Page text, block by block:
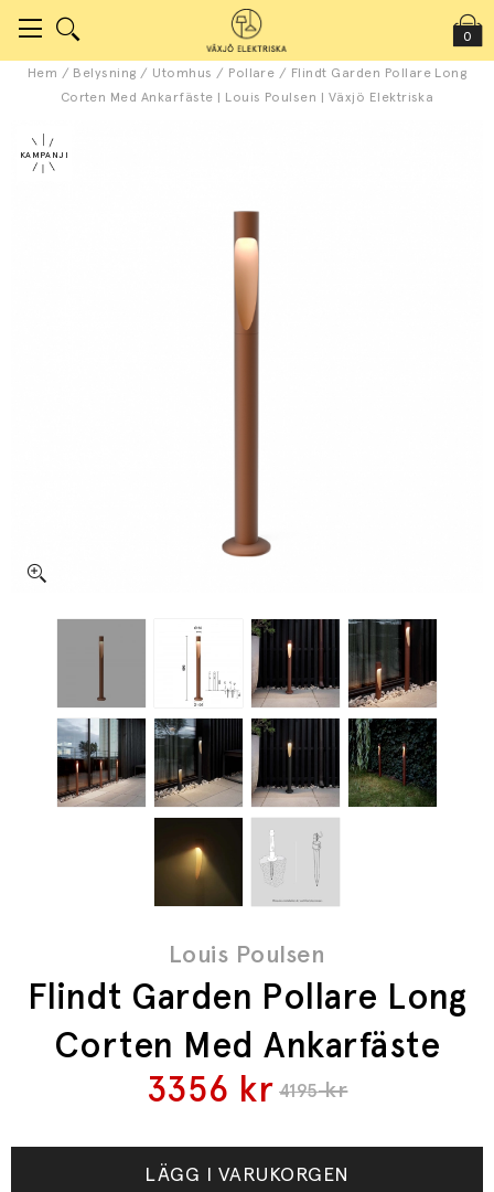
0
Hem / Belysning / Utomhus / Pollare / Flindt Garden Pollare Long
Corten Med Ankarfäste | Louis Poulsen | Växjö Elektriska
Louis Poulsen
Flindt Garden Pollare Long
Corten Med Ankarfäste
4195kr
3356 kr
LÄGG I VARUKORGEN